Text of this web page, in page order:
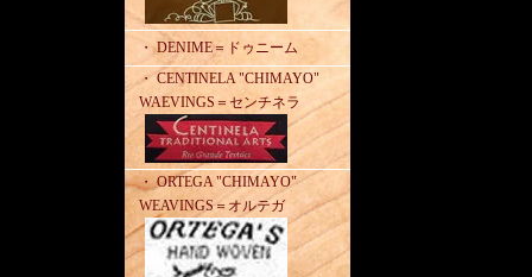
・ DENIME＝ドゥニーム
・ CENTINELA "CHIMAYO"
WAEVINGS＝センチネラ
・ ORTEGA "CHIMAYO"
WEAVINGS＝オルテガ